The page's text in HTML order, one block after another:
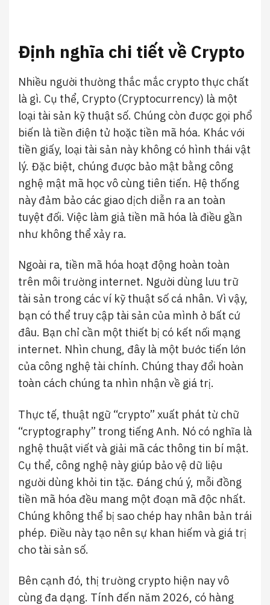
Định nghĩa chi tiết về Crypto
Nhiều người thường thắc mắc crypto thực chất
là gì. Cụ thể, Crypto (Cryptocurrency) là một
loại tài sản kỹ thuật số. Chúng còn được gọi phổ
biến là tiền điện tử hoặc tiền mã hóa. Khác với
tiền giấy, loại tài sản này không có hình thái vật
lý. Đặc biệt, chúng được bảo mật bằng công
nghệ mật mã học vô cùng tiên tiến. Hệ thống
này đảm bảo các giao dịch diễn ra an toàn
tuyệt đối. Việc làm giả tiền mã hóa là điều gần
như không thể xảy ra.
Ngoài ra, tiền mã hóa hoạt động hoàn toàn
trên môi trường internet. Người dùng lưu trữ
tài sản trong các ví kỹ thuật số cá nhân. Vì vậy,
bạn có thể truy cập tài sản của mình ở bất cứ
đâu. Bạn chỉ cần một thiết bị có kết nối mạng
internet. Nhìn chung, đây là một bước tiến lớn
của công nghệ tài chính. Chúng thay đổi hoàn
toàn cách chúng ta nhìn nhận về giá trị.
Thực tế, thuật ngữ “crypto” xuất phát từ chữ
“cryptography” trong tiếng Anh. Nó có nghĩa là
nghệ thuật viết và giải mã các thông tin bí mật.
Cụ thể, công nghệ này giúp bảo vệ dữ liệu
người dùng khỏi tin tặc. Đáng chú ý, mỗi đồng
tiền mã hóa đều mang một đoạn mã độc nhất.
Chúng không thể bị sao chép hay nhân bản trái
phép. Điều này tạo nên sự khan hiếm và giá trị
cho tài sản số.
Bên cạnh đó, thị trường crypto hiện nay vô
cùng đa dạng. Tính đến năm 2026, có hàng